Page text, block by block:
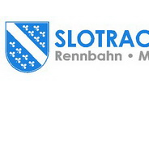
Inhalt
springen